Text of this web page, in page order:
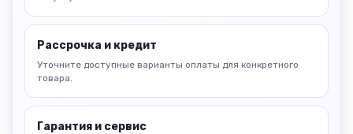
Рассрочка и кредит
Уточните доступные варианты оплаты для конкретного
товара.
Гарантия и сервис